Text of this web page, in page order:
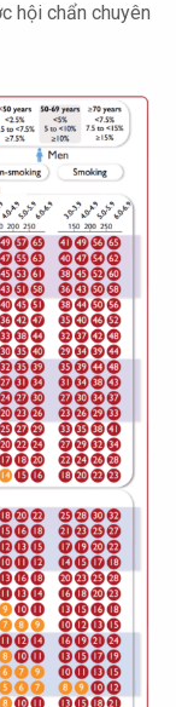
hội chẩn chuyên